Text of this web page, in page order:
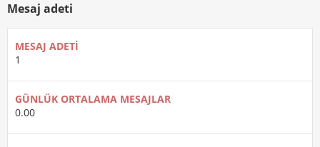
Mesaj adeti
MESAJ ADETI
1
GÜNLÜK ORTALAMA MESAJLAR
0.00